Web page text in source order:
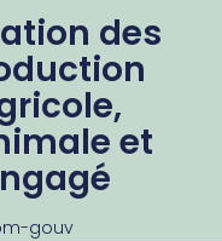
des
et
gouv